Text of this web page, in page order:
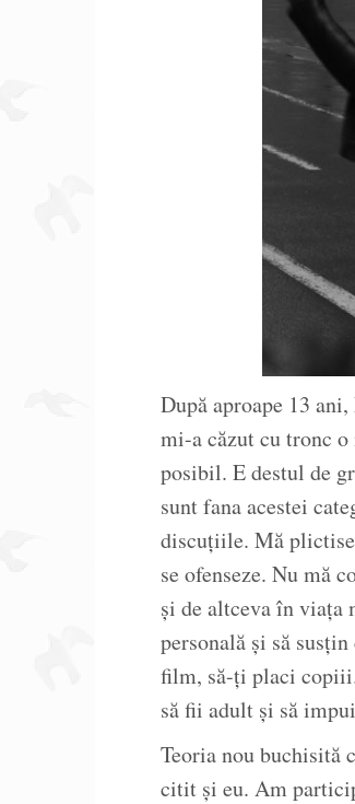
După aproape 13
mi-a căzut cu tronc o
posibil. E destul de
sunt fana acestei
discuțiile. Mă
se ofenseze. Nu mă
și de altceva în viața
personală și să
film, să-ți placi
să fii adult și să
Teoria nou buchisită
citit și eu. Am